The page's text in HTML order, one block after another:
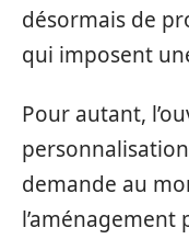
désormais de
qui imposent
Pour autant,
demande au
l’aménagement